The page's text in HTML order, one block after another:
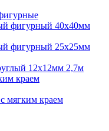
фигурный 40х40мм
фигурный 25х25мм
12х12мм 2,7м
краем
мягким краем